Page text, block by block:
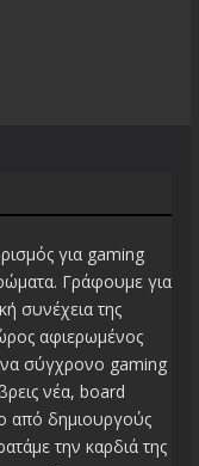
για gaming
Γράφουμε για
συνέχεια της
αφιερωμένος
σύγχρονο gaming
νέα, board
από δημιουργούς
την καρδιά της